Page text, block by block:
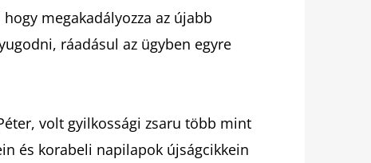
megakadályozza az újabb
ráadásul az ügyben egyre
volt gyilkossági zsaru több mint
és korabeli napilapok újságcikkein